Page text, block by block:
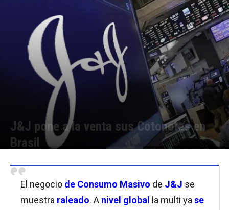
J&J pone a la venta sus Cotonetes en
Brasil
El negocio de Consumo Masivo de J&J se
muestra raleado. A nivel global la multi ya se